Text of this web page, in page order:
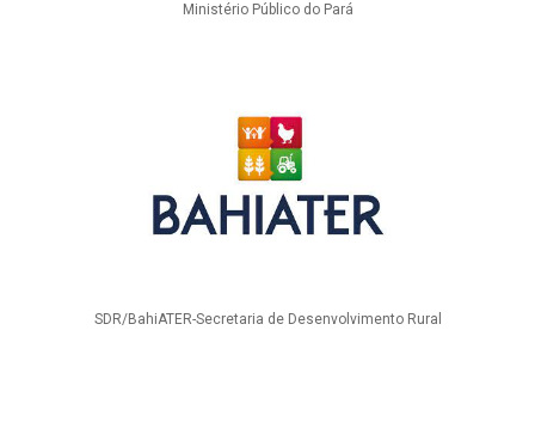
Ministério Público do Pará
SDR/BahiATER-Secretaria de Desenvolvimento Rural